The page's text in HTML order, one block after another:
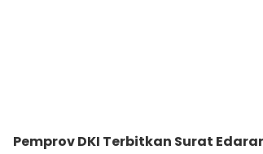
Pemprov DKI Terbitkan Surat